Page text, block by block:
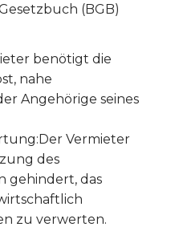
(BGB)
benötigt die
nahe
Angehörige seines
Vermieter
des
gehindert, das
zu verwerten.